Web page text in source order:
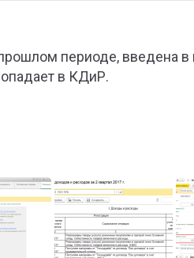
периоде, введена в
в КДиР.